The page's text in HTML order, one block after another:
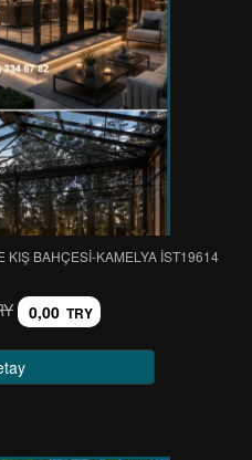
KIŞ BAHÇESİ-KAMELYA IST19614
0,00 TRY